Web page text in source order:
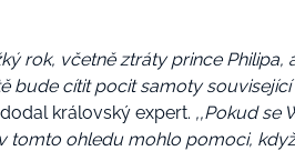
rok, včetně ztráty prince
bude cítit pocit samoty
královský expert. ‚‚Pokud se
tomto ohledu mohlo pomoci, když